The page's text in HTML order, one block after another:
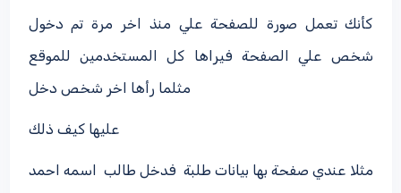
كأنك تعمل صورة للصفحة علي منذ اخر مرة تم دخول
شخص علي الصفحة فيراها كل المستخدمين للموقع
مثلما رأها اخر شخص دخل
عليها كيف ذلك
مثلا عندي صفحة بها بيانات طلبة فدخل طالب اسمه احمد